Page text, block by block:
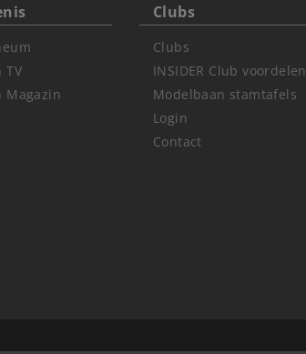
TV
Magazin
Clubs
Clubs
INSIDER Club voordelen
Modelbaan stamtafels
Login
Contact